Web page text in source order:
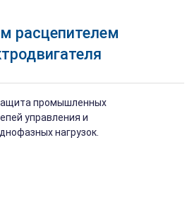
расцепителем
промышленных
управления и
нагрузок.